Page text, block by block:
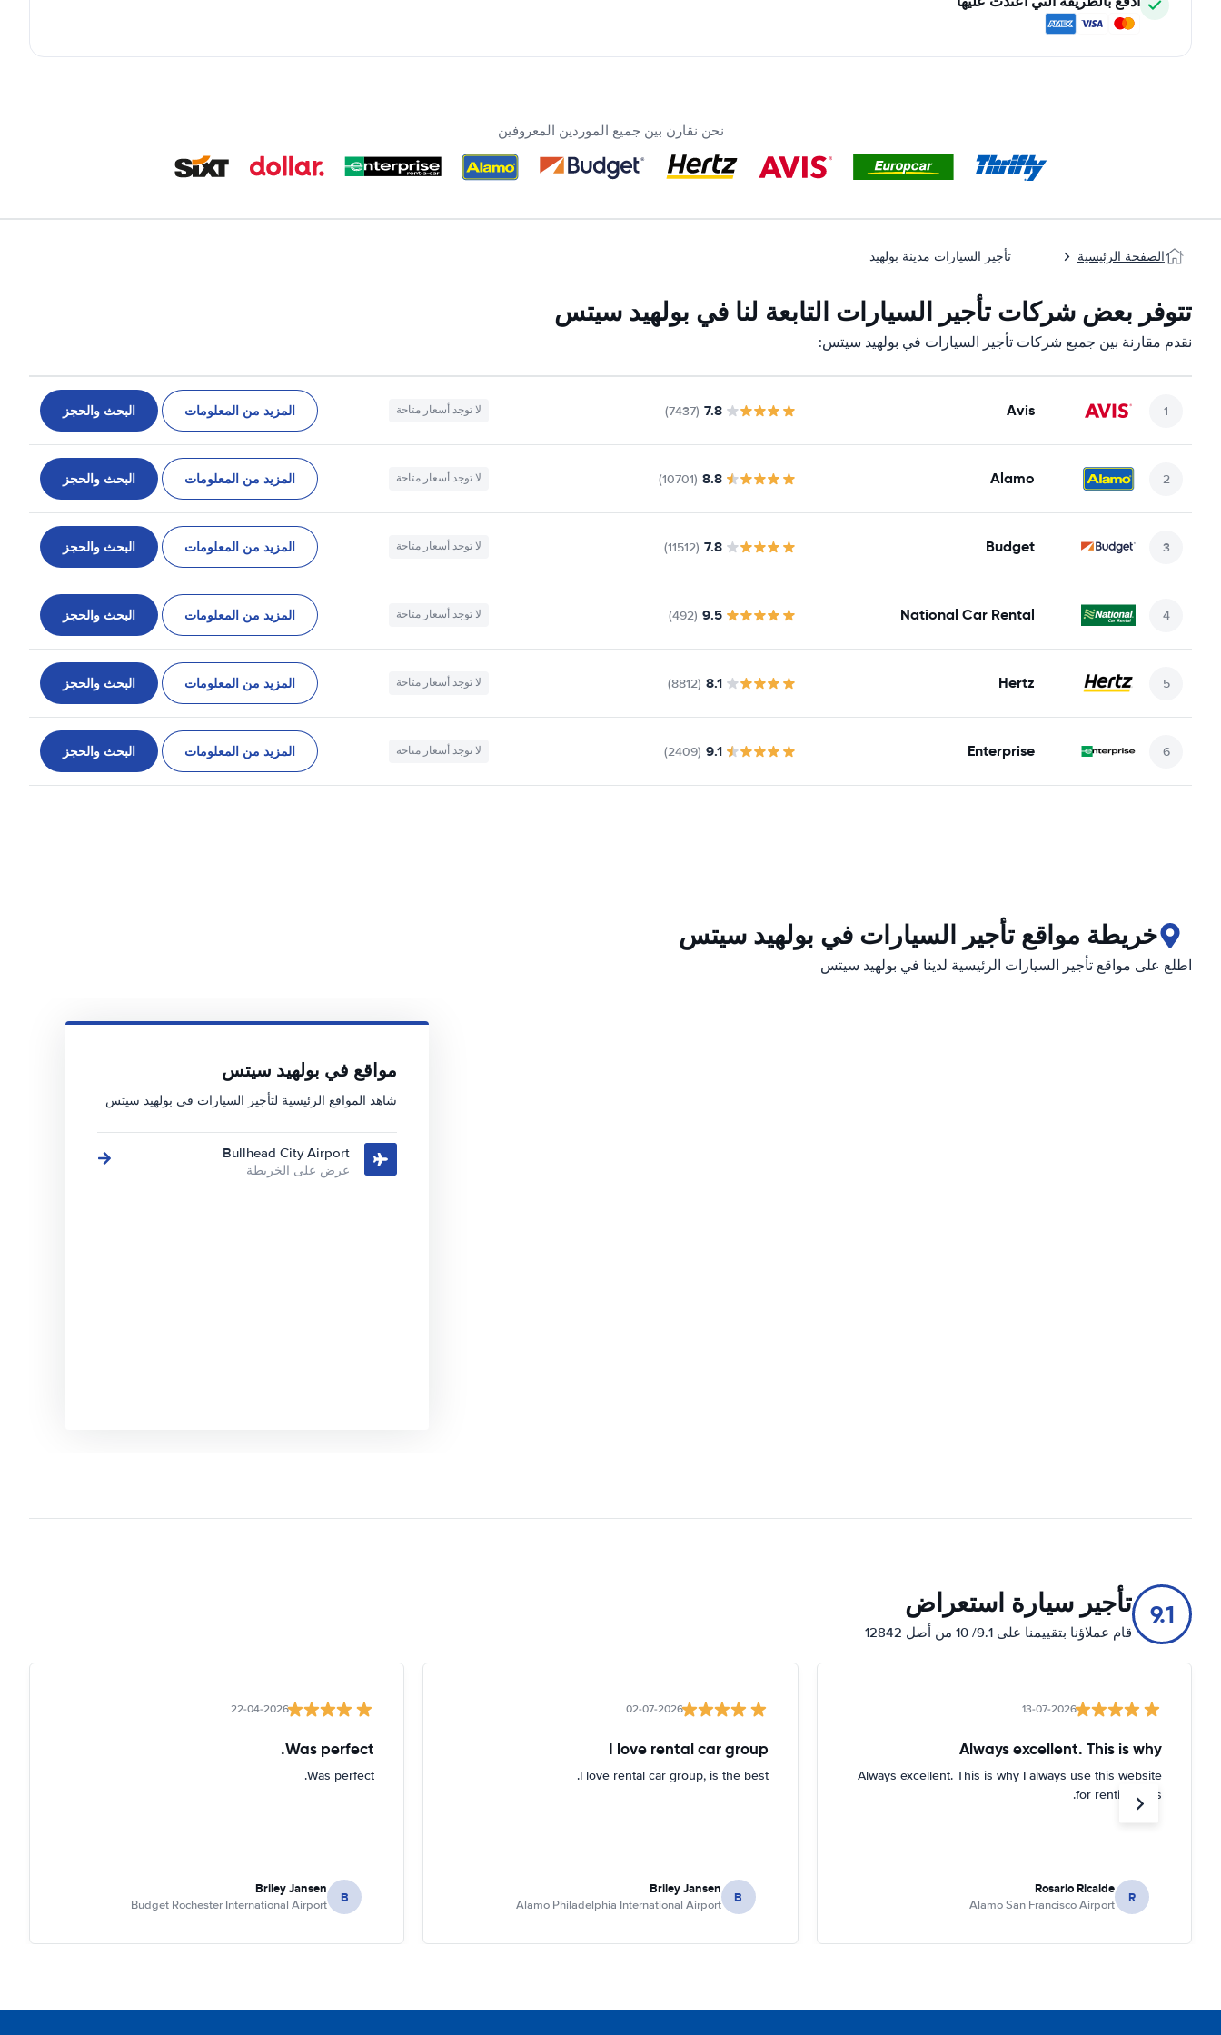
نحن نقارن بين جميع الموردين المعروفين
الصفحة الرئيسية تأجير السيارات مدينة بولهيد
تتوفر بعض شركات تأجير السيارات التابعة لنا في بولهيد سيتس
نقدم مقارنة بين جميع شركات تأجير السيارات في بولهيد سيتس:
Avis
7.8
(7437) لا توجد أسعار متاحة المزيد من المعلومات البحث والحجز
Alamo
8.8
(10701) لا توجد أسعار متاحة المزيد من المعلومات البحث والحجز
Budget
7.8
(11512) لا توجد أسعار متاحة المزيد من المعلومات البحث والحجز
National Car Rental
9.5
(492) لا توجد أسعار متاحة المزيد من المعلومات البحث والحجز
Hertz
8.1
(8812) لا توجد أسعار متاحة المزيد من المعلومات البحث والحجز
Enterprise
9.1
(2409) لا توجد أسعار متاحة المزيد من المعلومات البحث والحجز
خريطة مواقع تأجير السيارات في بولهيد سيتس
اطلع على مواقع تأجير السيارات الرئيسية لدينا في بولهيد سيتس
مواقع في بولهيد سيتس
شاهد المواقع الرئيسية لتأجير السيارات في بولهيد سيتس
Bullhead City Airport
عرض على الخريطة
9.1 تأجير سيارة استعراض
قام عملاؤنا بتقييمنا على 9.1/ 10 من أصل 12842
13-07-2026
Always excellent. This is why
Always excellent. This is why I always use this website
for renting cars.
R
Rosario Ricalde
Alamo San Francisco Airport
02-07-2026
I love rental car group
I love rental car group, is the best.
B
Briley Jansen
Alamo Philadelphia International Airport
22-04-2026
Was perfect.
Was perfect.
B
Briley Jansen
Budget Rochester International Airport